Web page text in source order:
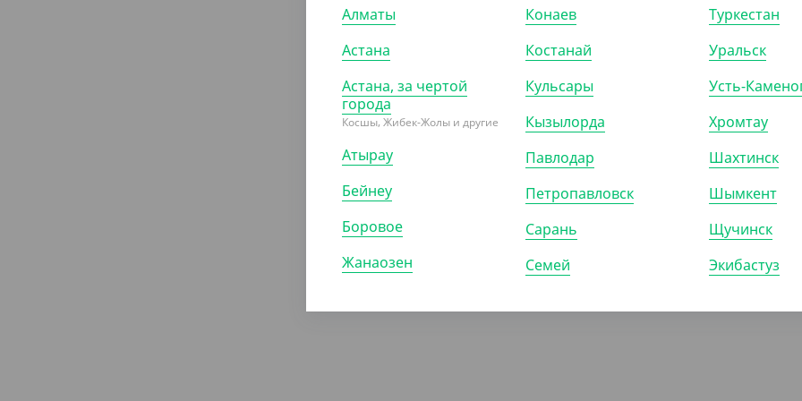
Алматы
Астана
Астана, за чертой
города
Косшы, Жибек-Жолы и другие
Атырау
Бейнеу
Боровое
Жанаозен
Конаев
Костанай
Кульсары
Кызылорда
Павлодар
Петропавловск
Сарань
Семей
Туркестан
Уральск
Усть-
Хромтау
Шахтинск
Шымкент
Щучинск
Экибастуз